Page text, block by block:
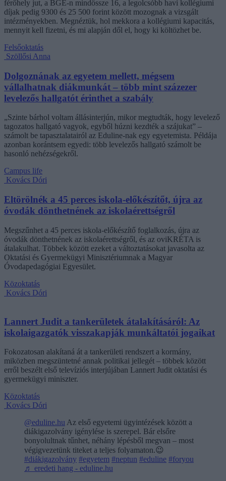
férőhely jut, a BGE-n mindössze 16, a legolcsóbb havi kollégiumi
díjak pedig 9300 és 25 500 forint között mozognak a vizsgált
intézményekben. Megnéztük, hol mekkora a kollégiumi kapacitás,
mennyit kell fizetni, és mi alapján dől el, hogy ki költözhet be.
Felsőoktatás
Szöllősi Anna
Dolgoznának az egyetem mellett, mégsem
vállalhatnak diákmunkát – több mint százezer
levelezős hallgatót érinthet a szabály
„Szinte bárhol voltam állásinterjún, mikor megtudták, hogy levelező
tagozatos hallgató vagyok, egyből húzni kezdték a szájukat” –
számolt be tapasztalatairól az Eduline-nak egy egyetemista. Példája
azonban korántsem egyedi: több levelezős hallgató számolt be
hasonló nehézségekről.
Campus life
Kovács Dóri
Eltörölnék a 45 perces iskola-előkészítőt, újra az
óvodák dönthetnének az iskolaérettségről
Megszűnhet a 45 perces iskola-előkészítő foglalkozás, újra az
óvodák dönthetnének az iskolaérettségről, és az oviKRÉTA is
átalakulhat. Többek között ezeket a változtatásokat javasolta az
Oktatási és Gyermekügyi Minisztériumnak a Magyar
Óvodapedagógiai Egyesület.
Közoktatás
Kovács Dóri
Lannert Judit a tankerületek átalakításáról: Az
iskolaigazgatók visszakapják munkáltatói jogaikat
Fokozatosan alakítaná át a tankerületi rendszert a kormány,
miközben megszüntetné annak politikai jellegét – többek között
erről beszélt első televíziós interjújában Lannert Judit oktatási és
gyermekügyi miniszter.
Közoktatás
Kovács Dóri
@eduline.hu Az első egyetemi ügyintézések között a
diákigazolvány igénylése is szerepel. Bár elsőre
bonyolultnak tűnhet, néhány lépésből megvan – most
végigvezetünk titeket a teljes folyamaton.😉
#diákigazolvány #egyetem #neptun #eduline #foryou
♬ eredeti hang - eduline.hu